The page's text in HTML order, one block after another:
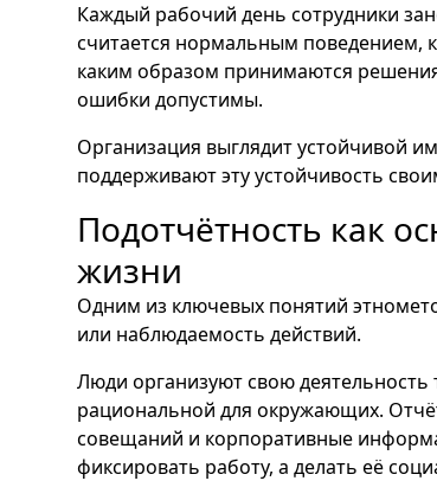
Каждый рабочий день сотрудники
считается нормальным поведением,
каким образом принимаются
ошибки допустимы.
Организация выглядит устойчивой
поддерживают эту устойчивость
Подотчётность как
жизни
Одним из ключевых понятий
или наблюдаемость действий.
Люди организуют свою
рациональной для окружающих.
совещаний и корпоративные
фиксировать работу, а делать её